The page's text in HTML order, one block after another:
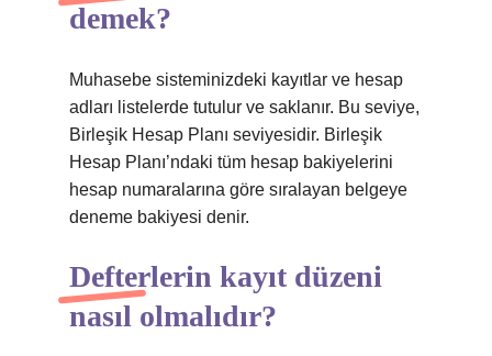
demek?
Muhasebe sisteminizdeki kayıtlar ve hesap
adları listelerde tutulur ve saklanır. Bu seviye,
Birleşik Hesap Planı seviyesidir. Birleşik
Hesap Planı’ndaki tüm hesap bakiyelerini
hesap numaralarına göre sıralayan belgeye
deneme bakiyesi denir.
Defterlerin kayıt düzeni
nasıl olmalıdır?